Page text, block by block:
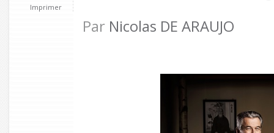
Imprimer
Par Nicolas DE ARAUJO